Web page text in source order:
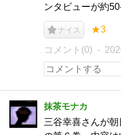
ンタビューが約
ナイス ★3
コメント(0)
抹茶モナカ
三谷幸喜さんが